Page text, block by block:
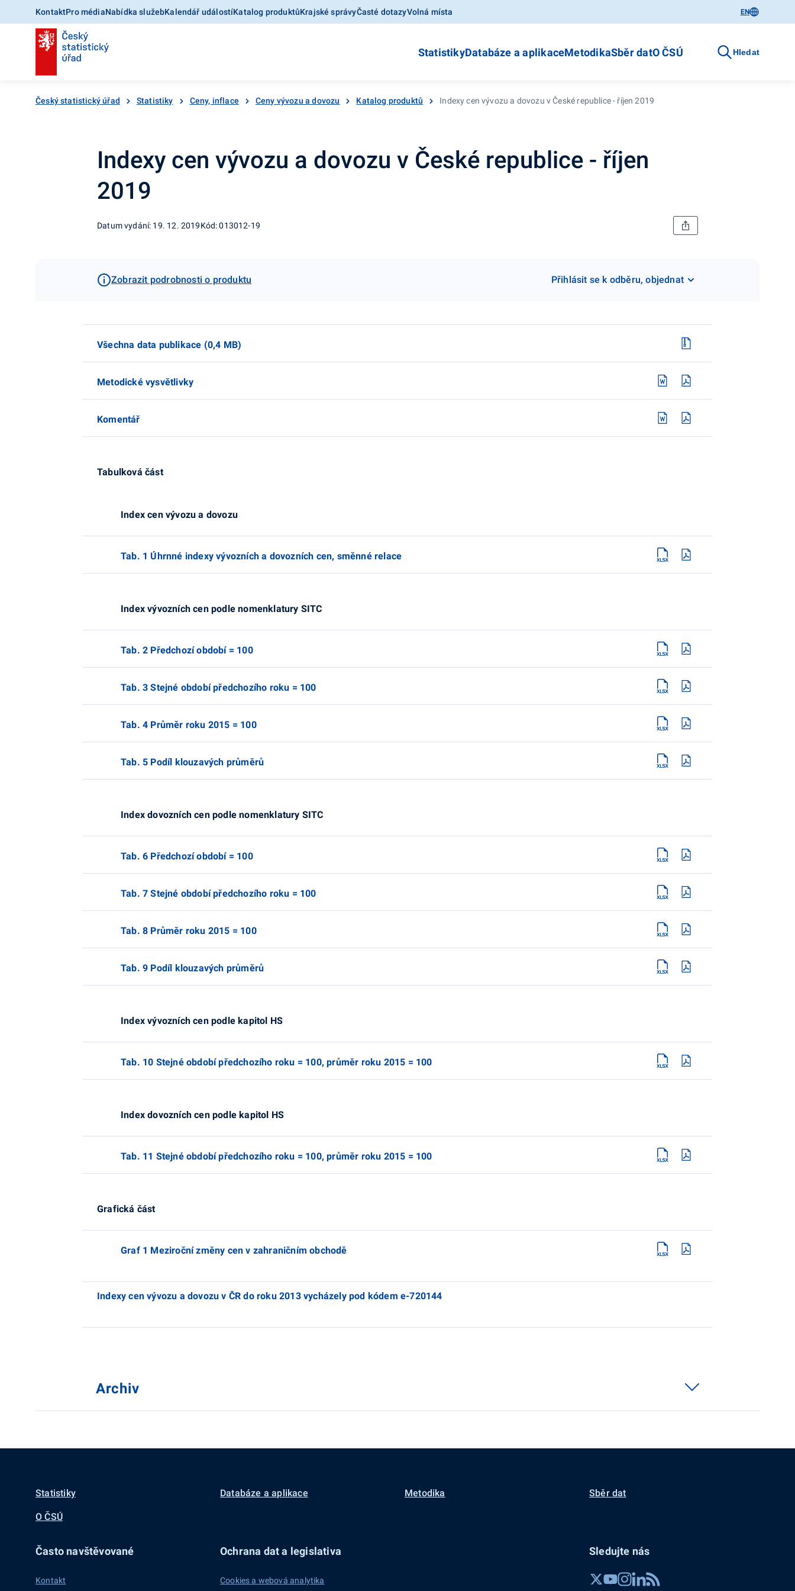
KontaktPro médiaNabídka služebKalendář událostíKatalog produktůKrajské správyČasté dotazyVolná místa EN
StatistikyDatabáze a aplikaceMetodikaSběr datO ČSÚ Hledat
Český statistický úřad Statistiky Ceny, inflace Ceny vývozu a dovozu Katalog produktů Indexy cen vývozu a dovozu v České republice - říjen 2019
Indexy cen vývozu a dovozu v České republice - říjen
2019
Datum vydání: 19. 12. 2019Kód: 013012-19
Zobrazit podrobnosti o produktu Přihlásit se k odběru, objednat
Všechna data publikace (0,4 MB)
Metodické vysvětlivky
Komentář
Tabulková část
Index cen vývozu a dovozu
Tab. 1 Úhrnné indexy vývozních a dovozních cen, směnné relace
Index vývozních cen podle nomenklatury SITC
Tab. 2 Předchozí období = 100
Tab. 3 Stejné období předchozího roku = 100
Tab. 4 Průměr roku 2015 = 100
Tab. 5 Podíl klouzavých průměrů
Index dovozních cen podle nomenklatury SITC
Tab. 6 Předchozí období = 100
Tab. 7 Stejné období předchozího roku = 100
Tab. 8 Průměr roku 2015 = 100
Tab. 9 Podíl klouzavých průměrů
Index vývozních cen podle kapitol HS
Tab. 10 Stejné období předchozího roku = 100, průměr roku 2015 = 100
Index dovozních cen podle kapitol HS
Tab. 11 Stejné období předchozího roku = 100, průměr roku 2015 = 100
Grafická část
Graf 1 Meziroční změny cen v zahraničním obchodě
Indexy cen vývozu a dovozu v ČR do roku 2013 vycházely pod kódem e-720144
Archiv
Statistiky Databáze a aplikace Metodika Sběr dat
O ČSÚ
Často navštěvované
Kontakt
Ochrana dat a legislativa
Cookies a webová analytika
Sledujte nás